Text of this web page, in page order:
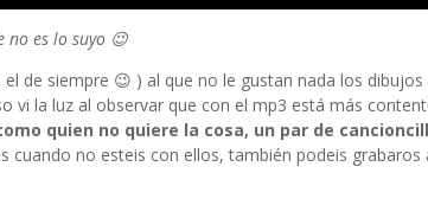
no es lo suyo 😉
de siempre 😉 ) al que no le gustan nada los dibujos
vi la luz al observar que con el mp3 está más
quien no quiere la cosa, un par de
cuando no esteis con ellos, también podeis grabaros